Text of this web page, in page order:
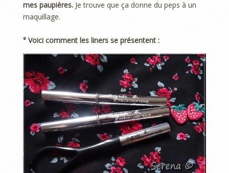
mes paupières. Je trouve que ça donne du peps à un
maquillage.
° Voici comment les liners se présentent :